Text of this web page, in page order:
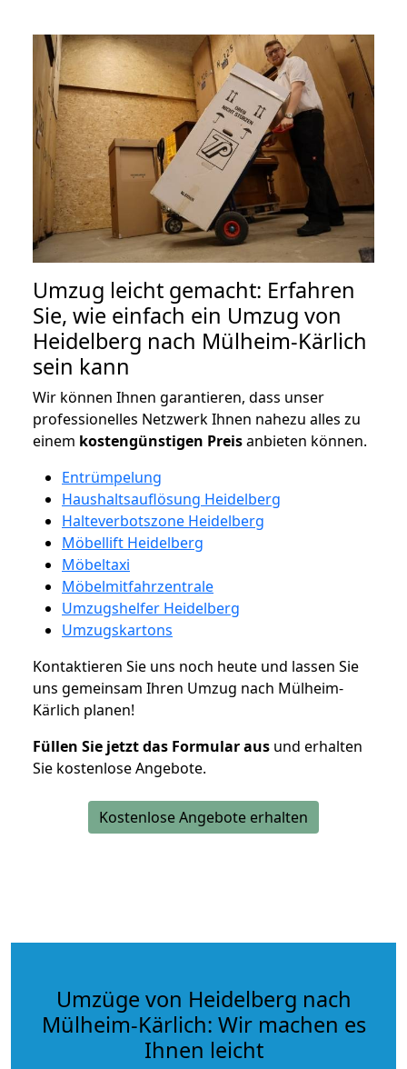
Umzug leicht gemacht: Erfahren
Sie, wie einfach ein Umzug von
Heidelberg nach Mülheim-Kärlich
sein kann
Wir können Ihnen garantieren, dass unser
professionelles Netzwerk Ihnen nahezu alles zu
einem kostengünstigen Preisanbieten können.
Entrümpelung
Haushaltsauflösung Heidelberg
Halteverbotszone Heidelberg
Möbellift Heidelberg
Möbeltaxi
Möbelmitfahrzentrale
Umzugshelfer Heidelberg
Umzugskartons
Kontaktieren Sie uns noch heute und lassen Sie
uns gemeinsam Ihren Umzug nach Mülheim-
Kärlich planen!
Füllen Sie jetzt das Formular aus und erhalten
Sie kostenlose Angebote.
Kostenlose Angebote erhalten
Umzüge von Heidelberg nach
Mülheim-Kärlich: Wir machen es
Ihnen leicht